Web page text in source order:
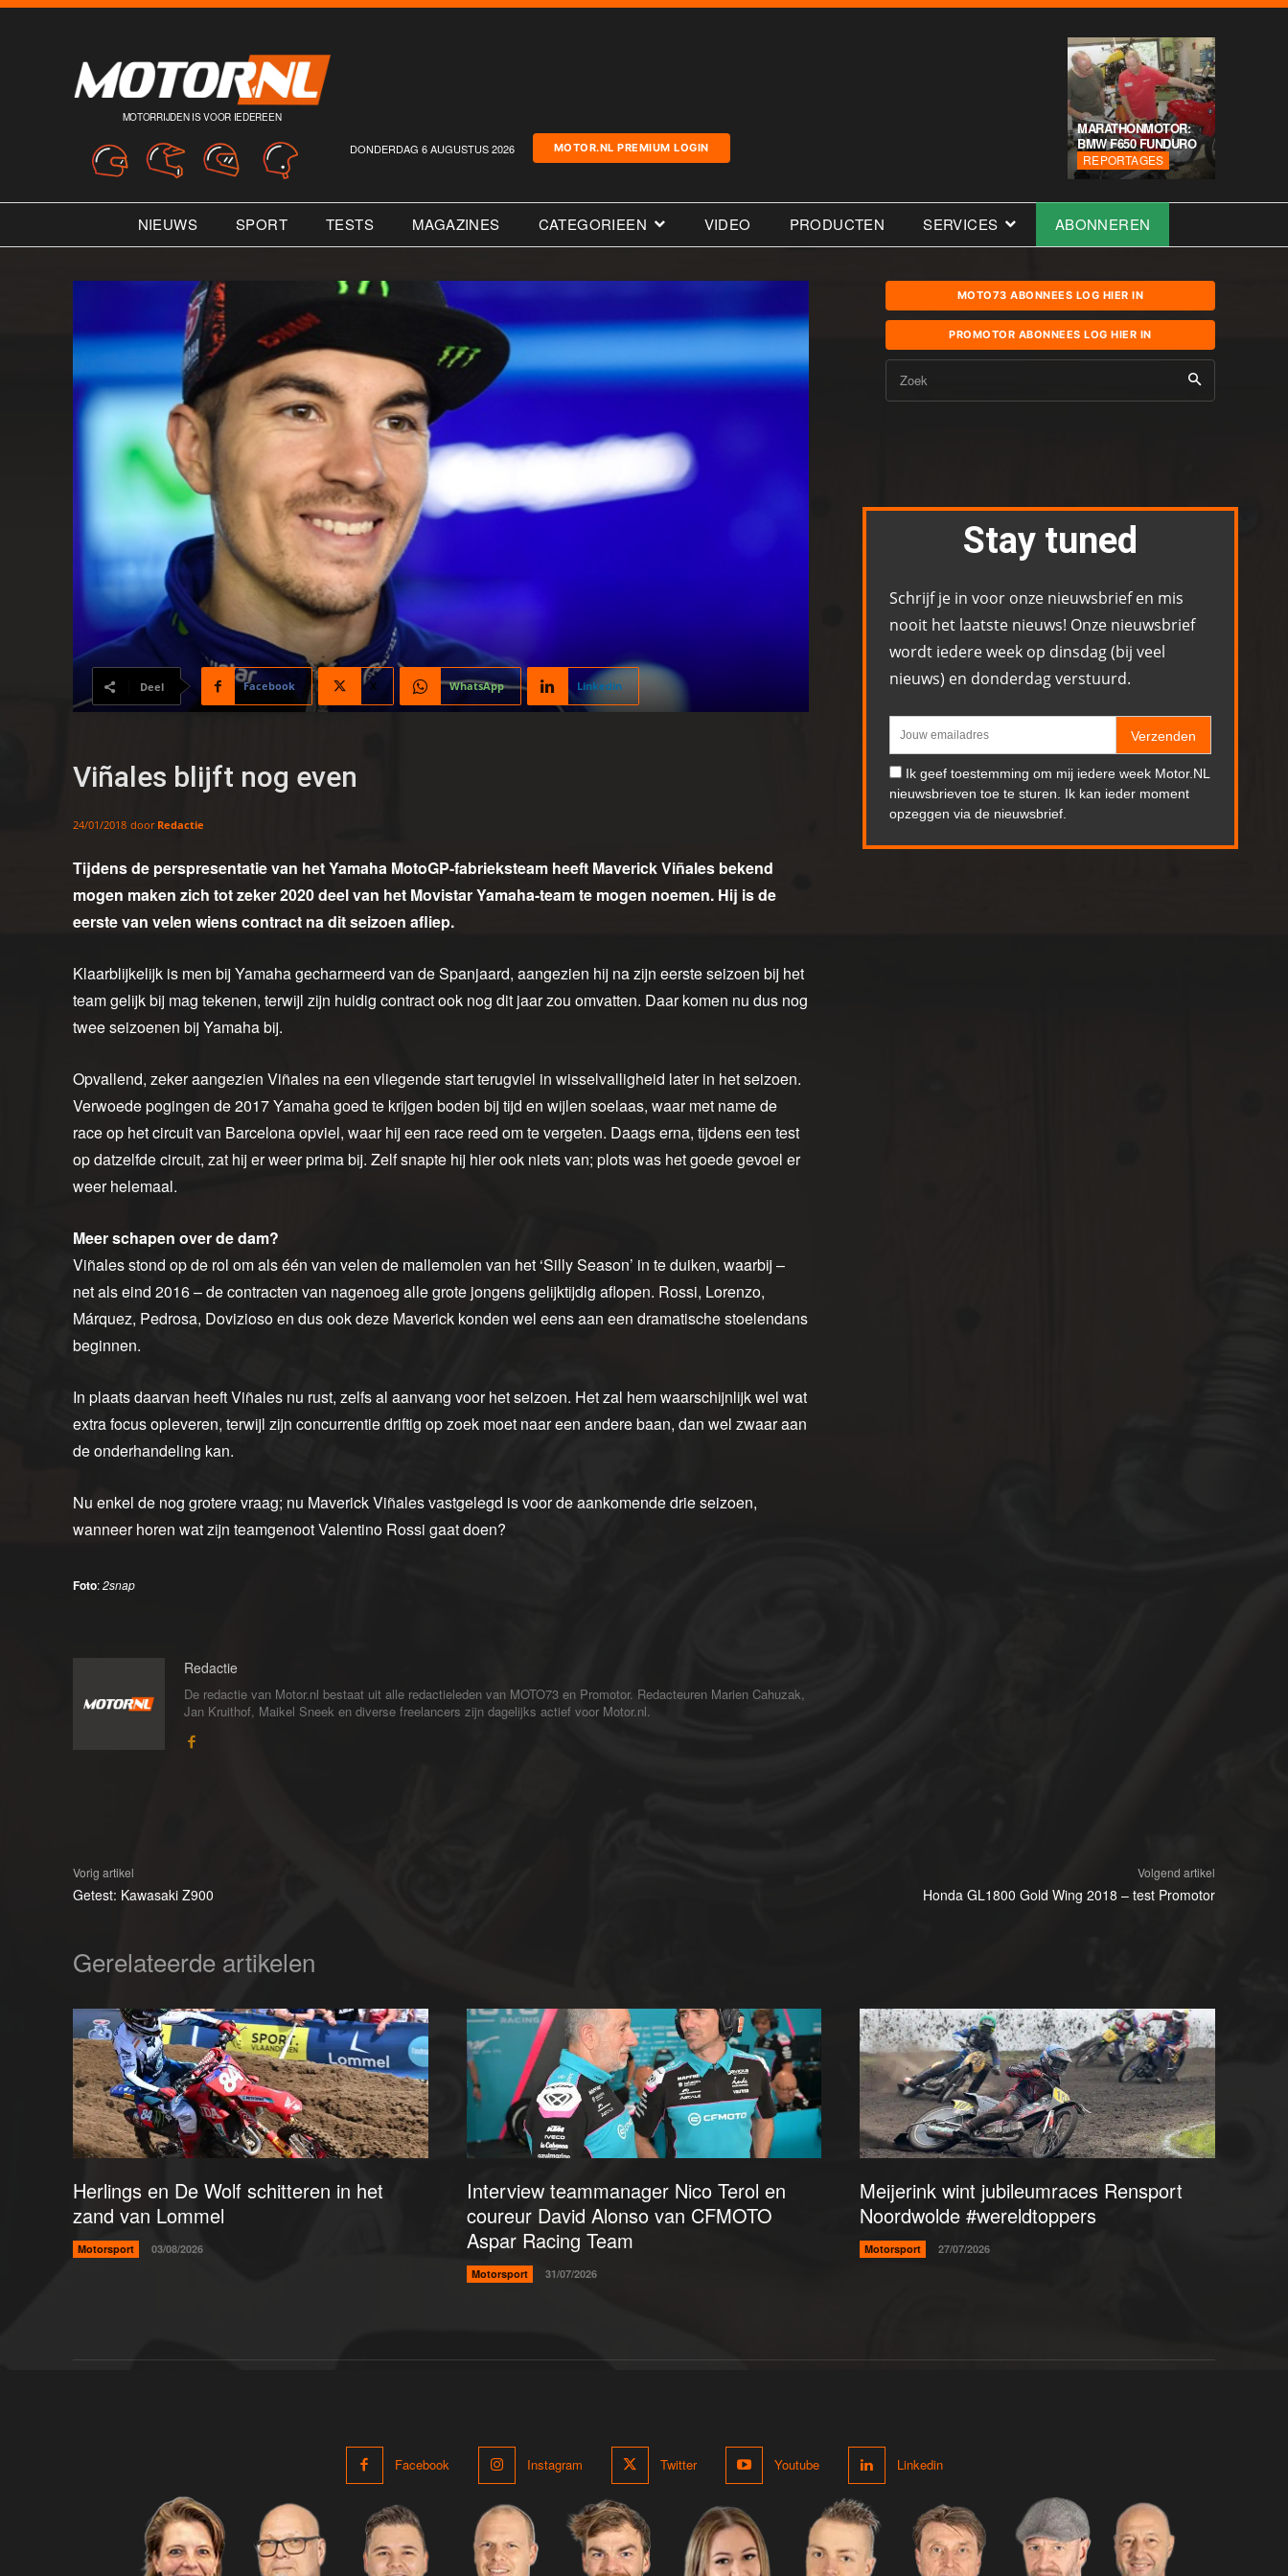
MOTORRIJDEN IS VOOR IEDEREEN
DONDERDAG 6 AUGUSTUS 2026 MOTOR.NL PREMIUM LOGIN
MARATHONMOTOR:
BMW F650 FUNDURO
REPORTAGES
NIEUWS SPORT TESTS MAGAZINES CATEGORIEEN VIDEO PRODUCTEN SERVICES ABONNEREN
Deel Facebook X WhatsApp Linkedin
Viñales blijft nog even
24/01/2018 door Redactie
Tijdens de perspresentatie van het Yamaha MotoGP-fabrieksteam heeft Maverick Viñales bekend
mogen maken zich tot zeker 2020 deel van het Movistar Yamaha-team te mogen noemen. Hij is de
eerste van velen wiens contract na dit seizoen afliep.
Klaarblijkelijk is men bij Yamaha gecharmeerd van de Spanjaard, aangezien hij na zijn eerste seizoen bij het
team gelijk bij mag tekenen, terwijl zijn huidig contract ook nog dit jaar zou omvatten. Daar komen nu dus nog
twee seizoenen bij Yamaha bij.
Opvallend, zeker aangezien Viñales na een vliegende start terugviel in wisselvalligheid later in het seizoen.
Verwoede pogingen de 2017 Yamaha goed te krijgen boden bij tijd en wijlen soelaas, waar met name de
race op het circuit van Barcelona opviel, waar hij een race reed om te vergeten. Daags erna, tijdens een test
op datzelfde circuit, zat hij er weer prima bij. Zelf snapte hij hier ook niets van; plots was het goede gevoel er
weer helemaal.
Meer schapen over de dam?
Viñales stond op de rol om als één van velen de mallemolen van het ‘Silly Season’ in te duiken, waarbij –
net als eind 2016 – de contracten van nagenoeg alle grote jongens gelijktijdig aflopen. Rossi, Lorenzo,
Márquez, Pedrosa, Dovizioso en dus ook deze Maverick konden wel eens aan een dramatische stoelendans
beginnen.
In plaats daarvan heeft Viñales nu rust, zelfs al aanvang voor het seizoen. Het zal hem waarschijnlijk wel wat
extra focus opleveren, terwijl zijn concurrentie driftig op zoek moet naar een andere baan, dan wel zwaar aan
de onderhandeling kan.
Nu enkel de nog grotere vraag; nu Maverick Viñales vastgelegd is voor de aankomende drie seizoen,
wanneer horen wat zijn teamgenoot Valentino Rossi gaat doen?
Foto:2snap
Redactie
De redactie van Motor.nl bestaat uit alle redactieleden van MOTO73 en Promotor. Redacteuren Marien Cahuzak,
Jan Kruithof, Maikel Sneek en diverse freelancers zijn dagelijks actief voor Motor.nl.
MOTO73 ABONNEES LOG HIER IN
PROMOTOR ABONNEES LOG HIER IN
Zoek
Stay tuned
Schrijf je in voor onze nieuwsbrief en mis
nooit het laatste nieuws! Onze nieuwsbrief
wordt iedere week op dinsdag (bij veel
nieuws) en donderdag verstuurd.
Verzenden
Ik geef toestemming om mij iedere week Motor.NL
nieuwsbrieven toe te sturen. Ik kan ieder moment
opzeggen via de nieuwsbrief.
Vorig artikel
Getest: Kawasaki Z900
Volgend artikel
Honda GL1800 Gold Wing 2018 – test Promotor
Gerelateerde artikelen
Herlings en De Wolf schitteren in het
zand van Lommel
Motorsport 03/08/2026
Interview teammanager Nico Terol en
coureur David Alonso van CFMOTO
Aspar Racing Team
Motorsport 31/07/2026
Meijerink wint jubileumraces Rensport
Noordwolde #wereldtoppers
Motorsport 27/07/2026
Facebook Instagram Twitter Youtube Linkedin